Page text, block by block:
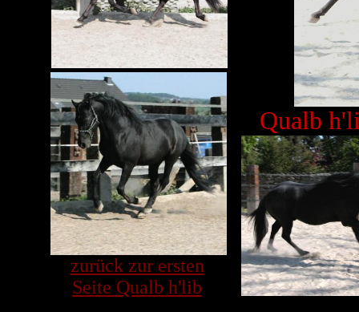
Qualb
zurück zur ersten
Seite Qualb h'lib